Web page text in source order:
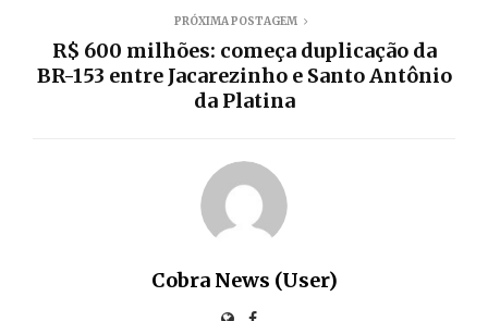
PRÓXIMA POSTAGEM
R$ 600 milhões: começa duplicação da
BR-153 entre Jacarezinho e Santo Antônio
da Platina
Cobra News (User)